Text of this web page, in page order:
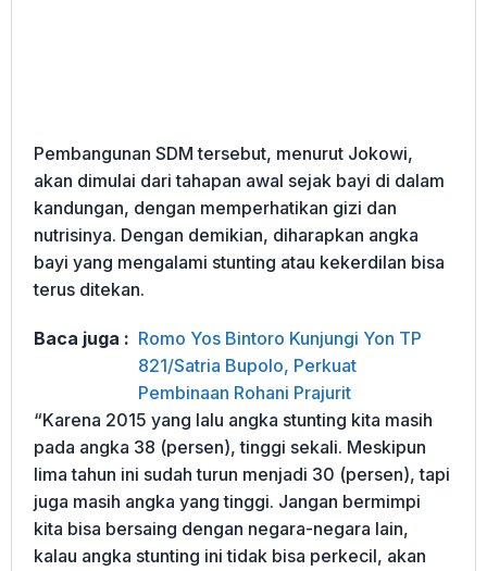
Pembangunan SDM tersebut, menurut Jokowi,
akan dimulai dari tahapan awal sejak bayi di dalam
kandungan, dengan memperhatikan gizi dan
nutrisinya. Dengan demikian, diharapkan angka
bayi yang mengalami stunting atau kekerdilan bisa
terus ditekan.
Baca juga : Romo Yos Bintoro Kunjungi Yon TP
821/Satria Bupolo, Perkuat
Pembinaan Rohani Prajurit
“Karena 2015 yang lalu angka stunting kita masih
pada angka 38 (persen), tinggi sekali. Meskipun
lima tahun ini sudah turun menjadi 30 (persen), tapi
juga masih angka yang tinggi. Jangan bermimpi
kita bisa bersaing dengan negara-negara lain,
kalau angka stunting ini tidak bisa perkecil, akan